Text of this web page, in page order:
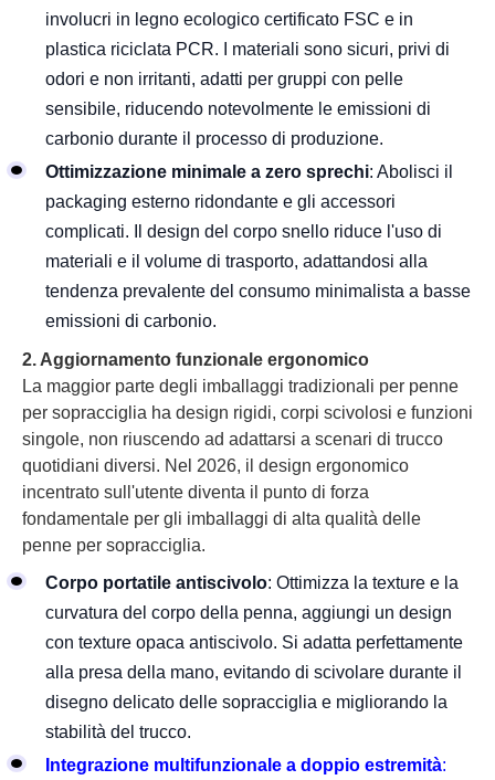
involucri in legno ecologico certificato FSC e in
plastica riciclata PCR. I materiali sono sicuri, privi di
odori e non irritanti, adatti per gruppi con pelle
sensibile, riducendo notevolmente le emissioni di
carbonio durante il processo di produzione.
Ottimizzazione minimale a zero sprechi: Abolisci il
packaging esterno ridondante e gli accessori
complicati. Il design del corpo snello riduce l'uso di
materiali e il volume di trasporto, adattandosi alla
tendenza prevalente del consumo minimalista a basse
emissioni di carbonio.
2. Aggiornamento funzionale ergonomico
La maggior parte degli imballaggi tradizionali per penne
per sopracciglia ha design rigidi, corpi scivolosi e funzioni
singole, non riuscendo ad adattarsi a scenari di trucco
quotidiani diversi. Nel 2026, il design ergonomico
incentrato sull'utente diventa il punto di forza
fondamentale per gli imballaggi di alta qualità delle
penne per sopracciglia.
Corpo portatile antiscivolo: Ottimizza la texture e la
curvatura del corpo della penna, aggiungi un design
con texture opaca antiscivolo. Si adatta perfettamente
alla presa della mano, evitando di scivolare durante il
disegno delicato delle sopracciglia e migliorando la
stabilità del trucco.
Integrazione multifunzionale a doppio estremità: